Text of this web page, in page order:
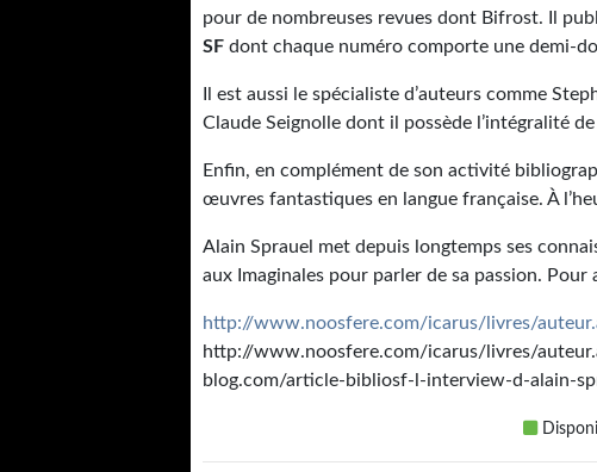
pour de nombreuses revues dont Bifrost. Il
SF dont chaque numéro comporte une demi-
Il est aussi le spécialiste d’auteurs comme
Claude Seignolle dont il possède l’intégralité
Enfin, en complément de son activité
œuvres fantastiques en langue française. À
Alain Sprauel met depuis longtemps ses
aux Imaginales pour parler de sa passion. Pour
http://www.noosfere.com/icarus/livres/
http://www.noosfere.com/icarus/livres/
blog.com/article-bibliosf-l-interview-d-alain-